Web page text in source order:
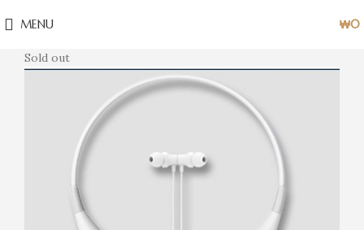
MENU ₩0
Sold out